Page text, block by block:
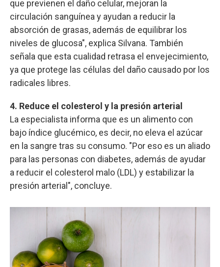
que previenen el daño celular, mejoran la
circulación sanguínea y ayudan a reducir la
absorción de grasas, además de equilibrar los
niveles de glucosa", explica Silvana. También
señala que esta cualidad retrasa el envejecimiento,
ya que protege las células del daño causado por los
radicales libres.
4. Reduce el colesterol y la presión arterial
La especialista informa que es un alimento con
bajo índice glucémico, es decir, no eleva el azúcar
en la sangre tras su consumo. "Por eso es un aliado
para las personas con diabetes, además de ayudar
a reducir el colesterol malo (LDL) y estabilizar la
presión arterial", concluye.